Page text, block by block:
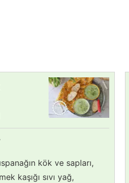
kök ve sapları,
kaşığı sıvı yağ,